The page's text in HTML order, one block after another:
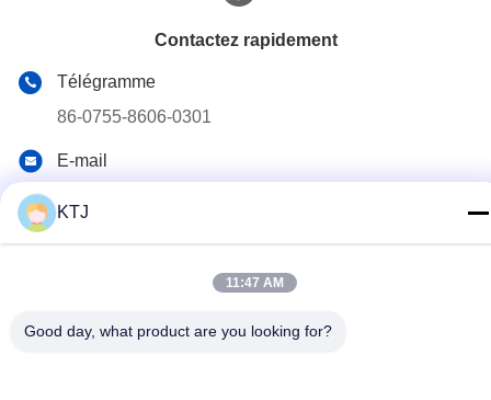
Contactez rapidement
Télégramme
86-0755-8606-0301
E-mail
Rongtian, district de Pingshan, Shenzhen, Chine
KTJ
11:47 AM
Good day, what product are you looking for?